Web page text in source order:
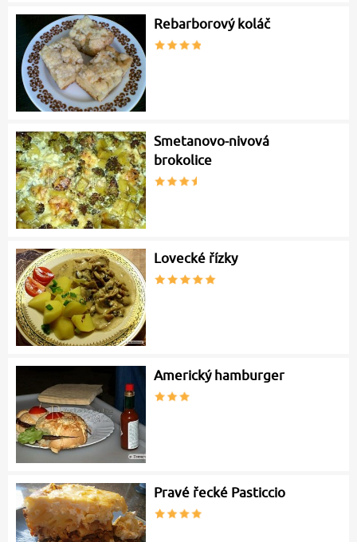
Rebarborový koláč
Smetanovo-nivová
brokolice
Lovecké řízky
Americký hamburger
Pravé řecké Pasticcio